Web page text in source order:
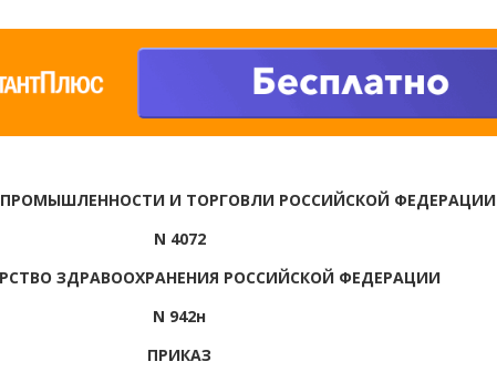
И ТОРГОВЛИ РОССИЙСКОЙ ФЕДЕРАЦИИ
N 4072
ЗДРАВООХРАНЕНИЯ РОССИЙСКОЙ ФЕДЕРАЦИИ
N 942н
ПРИКАЗ